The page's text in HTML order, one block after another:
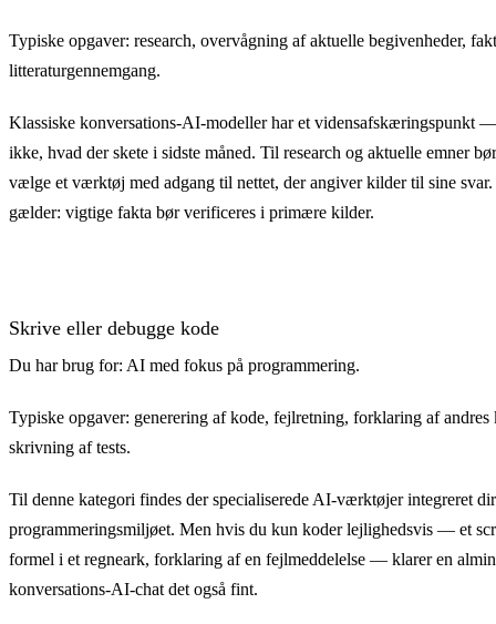
Typiske opgaver: research, overvågning af aktuelle begivenheder,
litteraturgennemgang.
Klassiske konversations-AI-modeller har et vidensafskæringspunkt
ikke, hvad der skete i sidste måned. Til research og aktuelle emner
vælge et værktøj med adgang til nettet, der angiver kilder til sine
gælder: vigtige fakta bør verificeres i primære kilder.
Skrive eller debugge kode
Du har brug for: AI med fokus på programmering.
Typiske opgaver: generering af kode, fejlretning, forklaring af andres
skrivning af tests.
Til denne kategori findes der specialiserede AI-værktøjer integreret
programmeringsmiljøet. Men hvis du kun koder lejlighedsvis — et
formel i et regneark, forklaring af en fejlmeddelelse — klarer en
konversations-AI-chat det også fint.